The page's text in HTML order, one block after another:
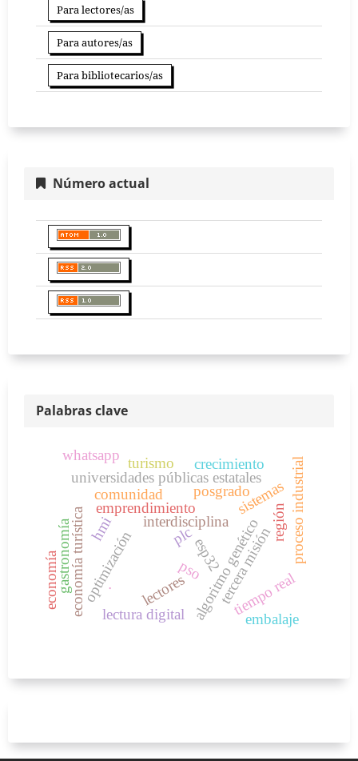
Para lectores/as
Para autores/as
Para bibliotecarios/as
Número actual
Palabras clave
.
optimización psoalgoritmo genético
economía turística interdisciplina
posgradosistemas
tercera misión
universidades públicas estatales
emprendimiento
lectura digital
lectores tiempo real
esp32
gastronomía región
comunidad
economía
turismo crecimiento
embalaje
hmi plc proceso industrial
whatsapp